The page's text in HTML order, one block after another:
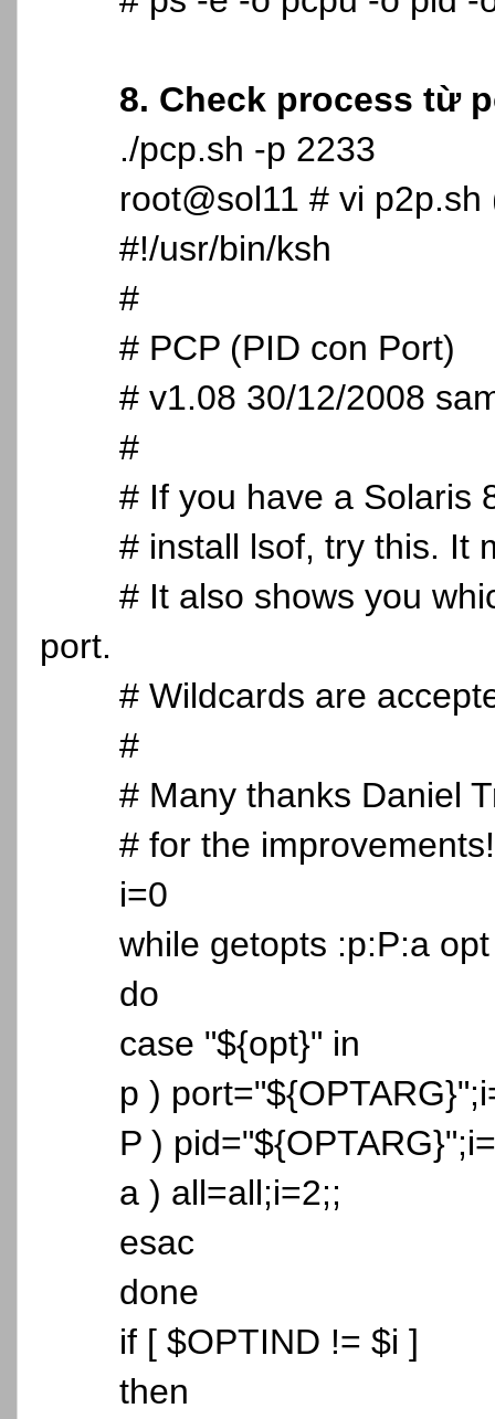
8. Check process từ
./pcp.sh -p 2233
root@sol11 # vi
#!/usr/bin/ksh
#
# PCP (PID con Port)
# v1.08 30/12/2008
#
# If you have a Solaris
# install lsof, try this. It
# It also shows you
port.
# Wildcards are
#
# Many thanks Daniel
# for the improvements!
i=0
while getopts :p:P:a opt
do
case "${opt}" in
p )
P )
a ) all=all;i=2;;
esac
done
if [ $OPTIND != $i ]
then